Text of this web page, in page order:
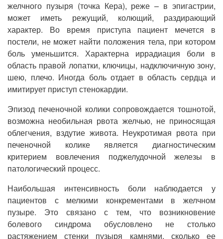
желчного пузыря (точка Кера), реже – в эпигастрии,
может иметь режущий, колющий, раздирающий
характер. Во время приступа пациент мечется в
постели, не может найти положения тела, при котором
боль уменьшится. Характерна иррадиация боли в
область правой лопатки, ключицы, надключичную зону,
шею, плечо. Иногда боль отдает в область сердца и
имитирует приступ стенокардии.
Эпизод печеночной колики сопровождается тошнотой,
возможна необильная рвота желчью, не приносящая
облегчения, вздутие живота. Неукротимая рвота при
печеночной колике является диагностическим
критерием вовлечения поджелудочной железы в
патологический процесс.
Наибольшая интенсивность боли наблюдается у
пациентов с мелкими конкрементами в желчном
пузыре. Это связано с тем, что возникновение
болевого синдрома обусловлено не столько
растяжением стенки пузыря камнями, сколько ее